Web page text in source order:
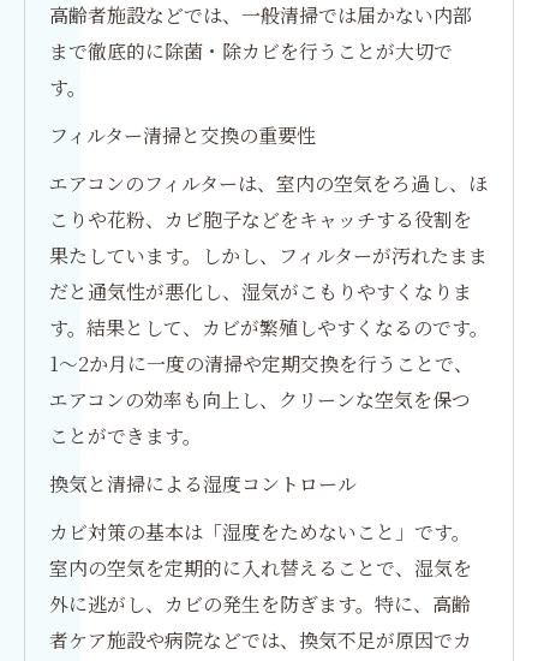
高齢者施設などでは、一般清掃では届かない内部
まで徹底的に除菌・除カビを行うことが大切で
す。
フィルター清掃と交換の重要性
エアコンのフィルターは、室内の空気をろ過し、ほ
こりや花粉、カビ胞子などをキャッチする役割を
果たしています。しかし、フィルターが汚れたまま
だと通気性が悪化し、湿気がこもりやすくなりま
す。結果として、カビが繁殖しやすくなるのです。
1～2か月に一度の清掃や定期交換を行うことで、
エアコンの効率も向上し、クリーンな空気を保つ
ことができます。
換気と清掃による湿度コントロール
カビ対策の基本は「湿度をためないこと」です。
室内の空気を定期的に入れ替えることで、湿気を
外に逃がし、カビの発生を防ぎます。特に、高齢
者ケア施設や病院などでは、換気不足が原因でカ